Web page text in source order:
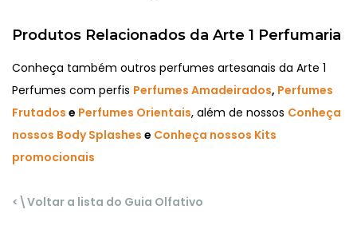
Produtos Relacionados da Arte 1 Perfumaria
Conheça também outros perfumes artesanais da Arte 1
Perfumes com perfis Perfumes Amadeirados, Perfumes
Frutados e Perfumes Orientais, além de nossos Conheça
nossos Body Splashes e Conheça nossos Kits
promocionais
<\Voltar a lista do Guia Olfativo